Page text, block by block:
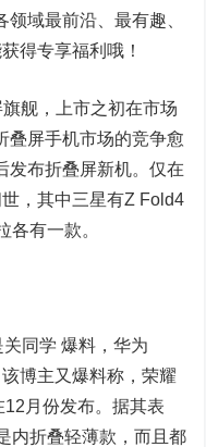
域最前沿、最有趣、
得专享福利哦！
舰，上市之初在市场
叠屏手机市场的竞争愈
发布折叠屏新机。仅在
，其中三星有Z Fold4
各有一款。
同学 爆料，华为
博主又爆料称，荣耀
月份发布。据其表
内折叠轻薄款，而且都